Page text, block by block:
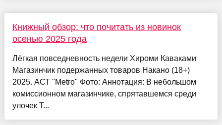
Книжный обзор: что почитать из новинок
осенью 2025 года
Лёгкая повседневность недели Хироми Каваками
Магазинчик подержанных товаров Накано (18+)
2025. АСТ "Metro" Фото: Аннотация: В небольшом
комиссионном магазинчике, спрятавшемся среди
улочек Т...